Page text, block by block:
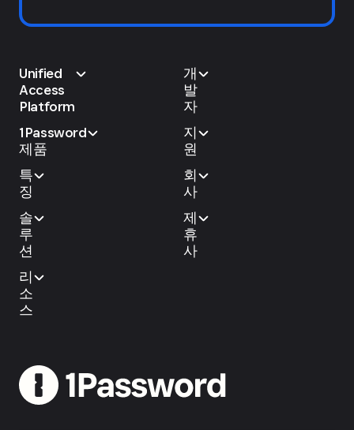
Unified
Access
Platform
1Password
제품
특
징
솔
루
션
리
소
스
개
발
자
지
원
회
사
제
휴
사